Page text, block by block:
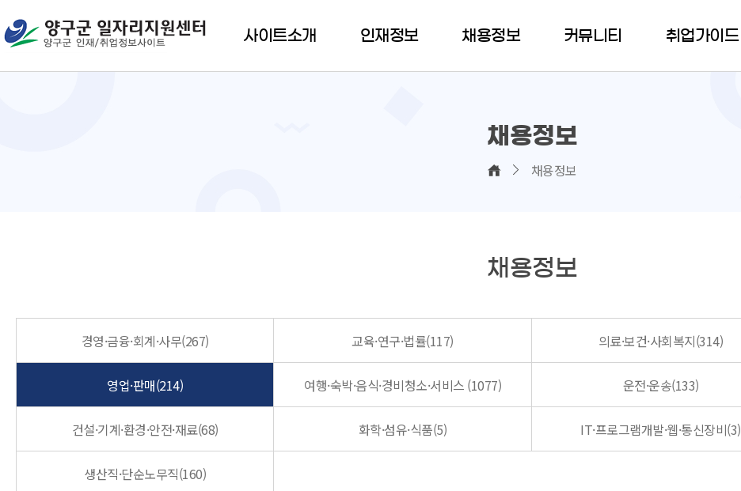
사이트소개 인재정보 채용정보 커뮤니티 취업가이드
채용정보
채용정보
채용정보
경영·금융·회계·사무(267) 교육·연구·법률(117) 의료·보건·사회복지(314)
영업·판매(214) 여행·숙박·음식·경비청소·서비스 (1077) 운전·운송(133)
건설·기계·환경·안전·재료(68) 화학·섬유·식품(5) IT·프로그램개발·웹·통신장비(3)
생산직·단순노무직(160)